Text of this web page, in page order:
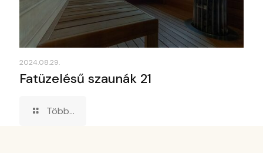
2024.08.29.
Fatüzelésű szaunák 21
Több...